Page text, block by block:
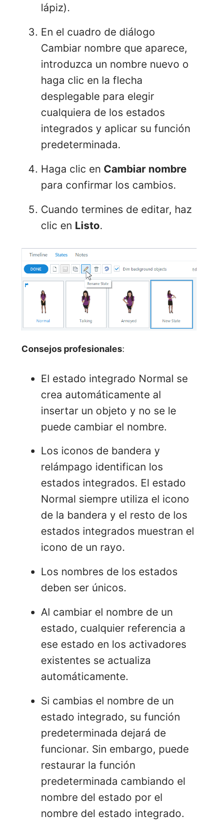
lápiz).
En el cuadro de diálogo
Cambiar nombre que aparece,
introduzca un nombre nuevo o
haga clic en la flecha
desplegable para elegir
cualquiera de los estados
integrados y aplicar su función
predeterminada.
Haga clic en Cambiar nombre
para confirmar los cambios.
Cuando termines de editar, haz
clic en Listo.
Consejos profesionales:
El estado integrado Normal se
crea automáticamente al
insertar un objeto y no se le
puede cambiar el nombre.
Los iconos de bandera y
relámpago identifican los
estados integrados. El estado
Normal siempre utiliza el icono
de la bandera y el resto de los
estados integrados muestran el
icono de un rayo.
Los nombres de los estados
deben ser únicos.
Al cambiar el nombre de un
estado, cualquier referencia a
ese estado en los activadores
existentes se actualiza
automáticamente.
Si cambias el nombre de un
estado integrado, su función
predeterminada dejará de
funcionar. Sin embargo, puede
restaurar la función
predeterminada cambiando el
nombre del estado por el
nombre del estado integrado.